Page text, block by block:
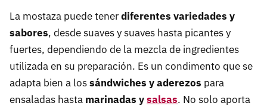
La mostaza puede tenerdiferentes variedades y
sabores, desde suaves y suaves hasta picantes y
fuertes, dependiendo de la mezcla de ingredientes
utilizada en su preparación. Es un condimento que se
adapta bien a lossándwiches y aderezos para
ensaladas hasta marinadas ysalsas. No solo aporta